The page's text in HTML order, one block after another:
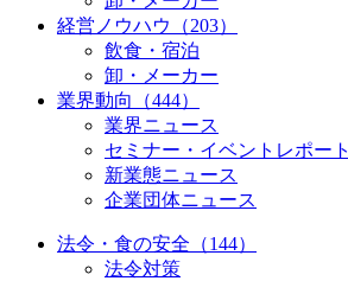
経営ノウハウ（203）
飲食・宿泊
卸・メーカー
業界動向（444）
業界ニュース
セミナー・イベントレポート
新業態ニュース
企業団体ニュース
法令・食の安全（144）
法令対策